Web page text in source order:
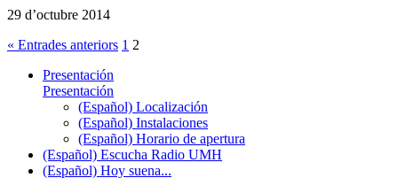
29 d’octubre 2014
« Entrades anteriors 1 2
Presentación
Presentación
(Español) Localización
(Español) Instalaciones
(Español) Horario de apertura
(Español) Escucha Radio UMH
(Español) Hoy suena...